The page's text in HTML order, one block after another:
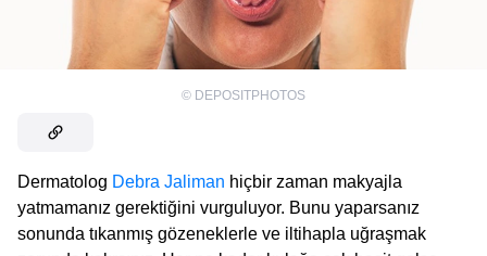
© DEPOSITPHOTOS
Dermatolog Debra Jaliman hiçbir zaman makyajla
yatmamanız gerektiğini vurguluyor. Bunu yaparsanız
sonunda tıkanmış gözeneklerle ve iltihapla uğraşmak